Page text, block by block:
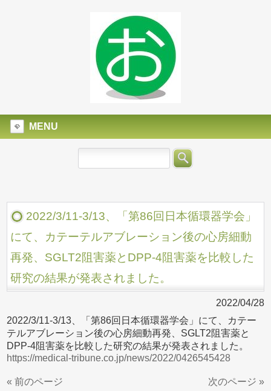
MENU
2022/3/11-3/13、「第86回日本循環器学会」
にて、カテーテルアブレーション後の心房細動
再発、SGLT2阻害薬とDPP-4阻害薬を比較した
研究の結果が発表されました。
2022/04/28
2022/3/11-3/13、「第86回日本循環器学会」にて、カテー
テルアブレーション後の心房細動再発、SGLT2阻害薬と
DPP-4阻害薬を比較した研究の結果が発表されました。
https://medical-tribune.co.jp/news/2022/0426545428
« 前のページ 次のページ »